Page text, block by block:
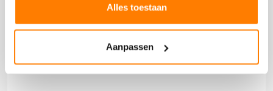
Alles toestaan
Aanpassen